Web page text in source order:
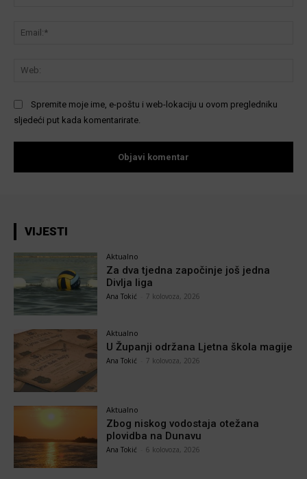
Spremite moje ime, e-poštu i web-lokaciju u ovom pregledniku
sljedeći put kada komentarirate.
VIJESTI
Aktualno
Za dva tjedna započinje još jedna
Divlja liga
Ana Tokić 7 kolovoza, 2026
Aktualno
U Županji održana Ljetna škola magije
Ana Tokić 7 kolovoza, 2026
Aktualno
Zbog niskog vodostaja otežana
plovidba na Dunavu
Ana Tokić 6 kolovoza, 2026